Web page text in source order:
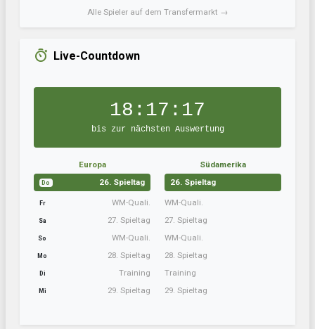
Alle Spieler auf dem Transfermarkt →
Live-Countdown
18:17:16
bis zur nächsten Auswertung
Europa
Do 26. Spieltag
Fr WM-Quali.
Sa 27. Spieltag
So WM-Quali.
Mo 28. Spieltag
Di Training
Mi 29. Spieltag
Südamerika
26. Spieltag
WM-Quali.
27. Spieltag
WM-Quali.
28. Spieltag
Training
29. Spieltag